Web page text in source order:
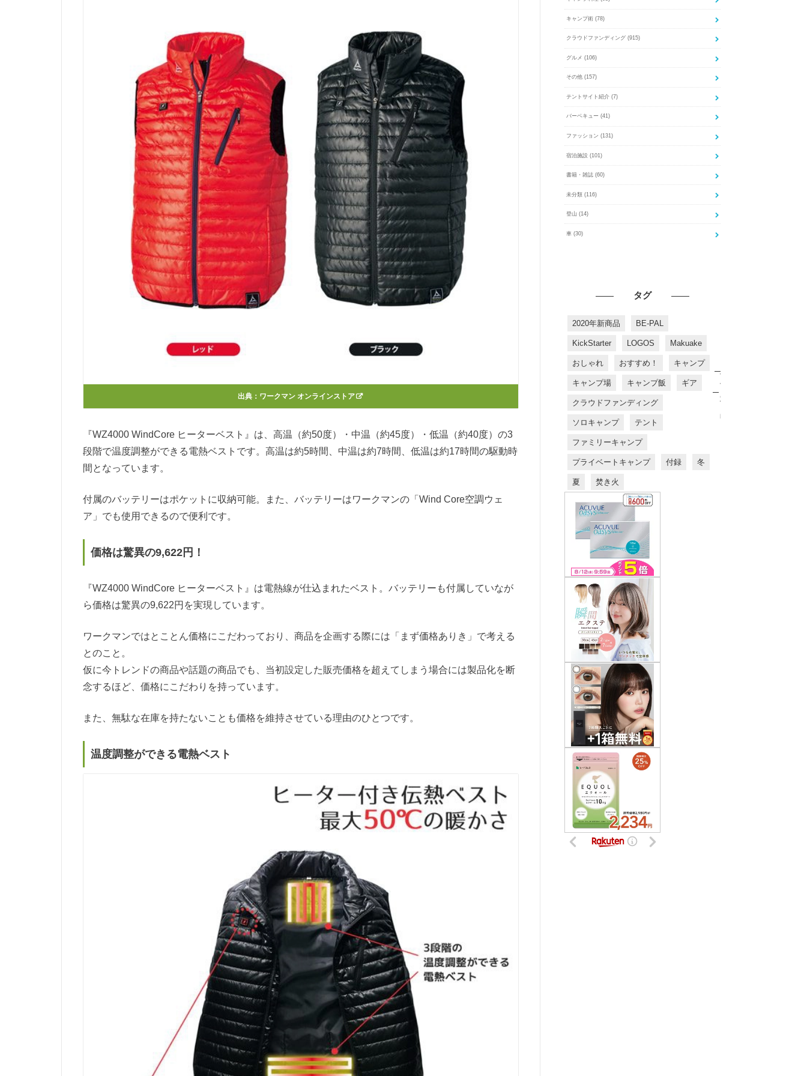
出典： ワークマン オンラインストア
『WZ4000 WindCore ヒーターベスト』は、高温（約50度）・中温（約45度）・低温（約40度）の3
段階で温度調整ができる電熱ベストです。高温は約5時間、中温は約7時間、低温は約17時間の駆動時
間となっています。
付属のバッテリーはポケットに収納可能。また、バッテリーはワークマンの「Wind Core空調ウェ
ア」でも使用できるので便利です。
価格は驚異の9,622円！
『WZ4000 WindCore ヒーターベスト』は電熱線が仕込まれたベスト。バッテリーも付属していなが
ら価格は驚異の9,622円を実現しています。
ワークマンではとことん価格にこだわっており、商品を企画する際には「まず価格ありき」で考える
とのこと。
仮に今トレンドの商品や話題の商品でも、当初設定した販売価格を超えてしまう場合には製品化を断
念するほど、価格にこだわりを持っています。
また、無駄な在庫を持たないことも価格を維持させている理由のひとつです。
温度調整ができる電熱ベスト
キャンプ術 (78)
クラウドファンディング (915)
グルメ (106)
その他 (157)
テントサイト紹介 (7)
バーベキュー (41)
ファッション (131)
宿泊施設 (101)
書籍・雑誌 (60)
未分類 (116)
登山 (14)
車 (30)
タグ
2020年新商品 BE-PAL
KickStarter LOGOS Makuake
おしゃれ おすすめ！ キャンプ
キャンプ場 キャンプ飯 ギア
クラウドファンディング
ソロキャンプ テント
ファミリーキャンプ
プライベートキャンプ 付録 冬
夏 焚き火
す
す
め
商
品